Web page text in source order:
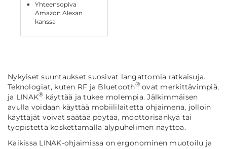
Yhteensopiva
Amazon Alexan
kanssa
Nykyiset suuntaukset suosivat langattomia ratkaisuja.
Teknologiat, kuten RF ja Bluetooth®ovat merkittävimpiä,
ja LINAK® käyttää ja tukee molempia. Jälkimmäisen
avulla voidaan käyttää mobiililaitetta ohjaimena, jolloin
käyttäjät voivat säätää pöytää, moottorisänkyä tai
työpistettä koskettamalla älypuhelimen näyttöä.
Kaikissa LINAK-ohjaimissa on ergonominen muotoilu ja